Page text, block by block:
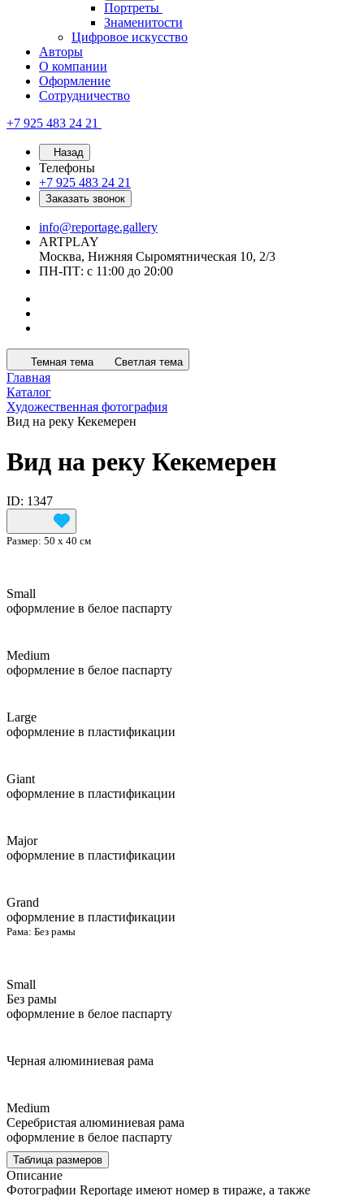
Портреты
Знаменитости
Цифровое искусство
Авторы
О компании
Оформление
Сотрудничество
+7 925 483 24 21
Назад
Телефоны
+7 925 483 24 21
Заказать звонок
info@reportage.gallery
ARTPLAY
Москва, Нижняя Сыромятническая 10, 2/3
ПН-ПТ: с 11:00 до 20:00
Темная тема Светлая тема
Главная
Каталог
Художественная фотография
Вид на реку Кекемерен
Вид на реку Кекемерен
ID: 1347
Размер: 50 х 40 см
Small
оформление в белое паспарту
Medium
оформление в белое паспарту
Large
оформление в пластификации
Giant
оформление в пластификации
Major
оформление в пластификации
Grand
оформление в пластификации
Рама: Без рамы
Small
Без рамы
оформление в белое паспарту
Черная алюминиевая рама
Medium
Серебристая алюминиевая рама
оформление в белое паспарту
Таблица размеров
Описание
Фотографии Reportage имеют номер в тираже, а также